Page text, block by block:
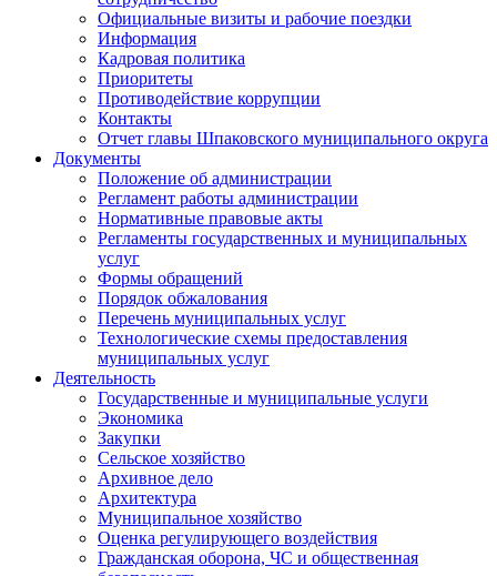
Официальные визиты и рабочие поездки
Информация
Кадровая политика
Приоритеты
Противодействие коррупции
Контакты
Отчет главы Шпаковского муниципального округа
Документы
Положение об администрации
Регламент работы администрации
Нормативные правовые акты
Регламенты государственных и муниципальных
услуг
Формы обращений
Порядок обжалования
Перечень муниципальных услуг
Технологические схемы предоставления
муниципальных услуг
Деятельность
Государственные и муниципальные услуги
Экономика
Закупки
Сельское хозяйство
Архивное дело
Архитектура
Муниципальное хозяйство
Оценка регулирующего воздействия
Гражданская оборона, ЧС и общественная